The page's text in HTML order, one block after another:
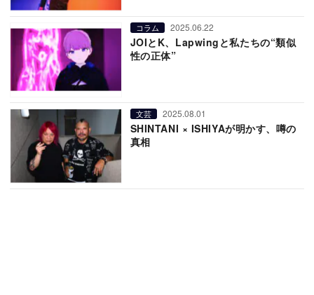
コラム 2025.06.22
JOIとK、Lapwingと私たちの“類似
性の正体”
文芸 2025.08.01
SHINTANI × ISHIYAが明かす、噂の
真相